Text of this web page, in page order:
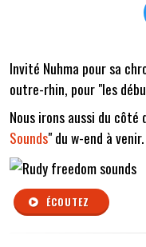
Invité Nuhma pour sa
outre-rhin, pour "les
Nous irons aussi du
Sounds" du w-end à venir.
ÉCOUTEZ